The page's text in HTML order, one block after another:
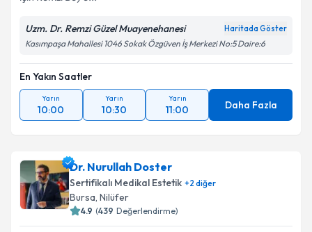
Uzm. Dr. Remzi Güzel Muayenehanesi Haritada Göster
Kasımpaşa Mahallesi 1046 Sokak Özgüven İş Merkezi No:5 Daire:6
En Yakın Saatler
Yarın
10:00
Yarın
10:30
Yarın
11:00 Daha Fazla
Dr. Nurullah Doster
Sertifikalı Medikal Estetik +2 diğer
Bursa, Nilüfer
4.9 (439 Değerlendirme)